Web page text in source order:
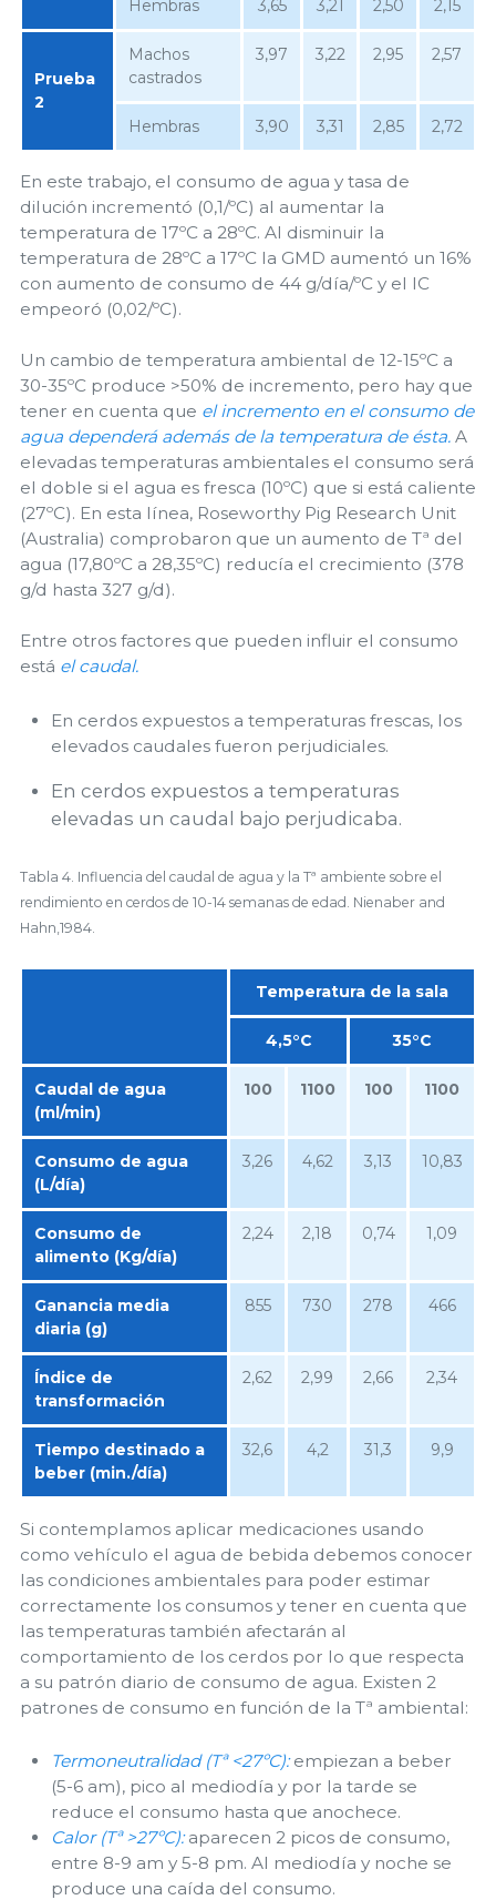
Hembras 3,65 3,21 2,50 2,15
Prueba
2
Machos
castrados
3,97 3,22 2,95 2,57
Hembras 3,90 3,31 2,85 2,72
En este trabajo, el consumo de agua y tasa de
dilución incrementó (0,1/ºC) al aumentar la
temperatura de 17ºC a 28ºC. Al disminuir la
temperatura de 28ºC a 17ºC la GMD aumentó un 16%
con aumento de consumo de 44 g/día/ºC y el IC
empeoró (0,02/ºC).
Un cambio de temperatura ambiental de 12-15ºC a
30-35ºC produce >50% de incremento, pero hay que
tener en cuenta que el incremento en el consumo de
agua dependerá además de la temperatura de ésta. A
elevadas temperaturas ambientales el consumo será
el doble si el agua es fresca (10ºC) que si está caliente
(27ºC). En esta línea, Roseworthy Pig Research Unit
(Australia) comprobaron que un aumento de Tª del
agua (17,80ºC a 28,35ºC) reducía el crecimiento (378
g/d hasta 327 g/d).
Entre otros factores que pueden influir el consumo
está el caudal.
En cerdos expuestos a temperaturas frescas, los
elevados caudales fueron perjudiciales.
En cerdos expuestos a temperaturas
elevadas un caudal bajo perjudicaba.
Tabla 4. Influencia del caudal de agua y la Tª ambiente sobre el
rendimiento en cerdos de 10-14 semanas de edad. Nienaber and
Hahn,1984.
Temperatura de la sala
4,5°C 35°C
Caudal de agua
(ml/min)
100 1100 100 1100
Consumo de agua
(L/día)
3,26 4,62 3,13 10,83
Consumo de
alimento (Kg/día)
2,24 2,18 0,74 1,09
Ganancia media
diaria (g)
855 730 278 466
Índice de
transformación
2,62 2,99 2,66 2,34
Tiempo destinado a
beber (min./día)
32,6 4,2 31,3 9,9
Si contemplamos aplicar medicaciones usando
como vehículo el agua de bebida debemos conocer
las condiciones ambientales para poder estimar
correctamente los consumos y tener en cuenta que
las temperaturas también afectarán al
comportamiento de los cerdos por lo que respecta
a su patrón diario de consumo de agua. Existen 2
patrones de consumo en función de la Tª ambiental:
Termoneutralidad (Tª <27ºC):empiezan a beber
(5-6 am), pico al mediodía y por la tarde se
reduce el consumo hasta que anochece.
Calor (Tª >27ºC):aparecen 2 picos de consumo,
entre 8-9 am y 5-8 pm. Al mediodía y noche se
produce una caída del consumo.